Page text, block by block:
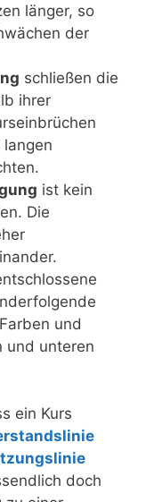
länger, so
der
schließen die
ihrer
ist kein
Die
und
und unteren
ein Kurs
doch